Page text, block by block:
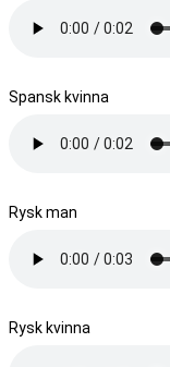
Spansk kvinna
Rysk man
Rysk kvinna